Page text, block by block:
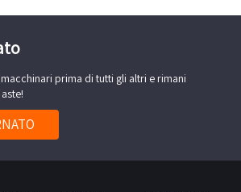
prima di tutti gli altri e rimani